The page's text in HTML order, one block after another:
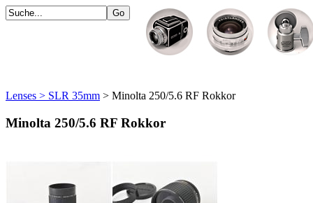
Lenses > SLR 35mm > Minolta 250/5.6 RF Rokkor
Minolta 250/5.6 RF Rokkor